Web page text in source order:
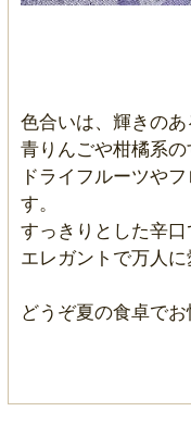
色合いは、輝きの
青りんごや柑橘系
ドライフルーツや
す。
すっきりとした辛
エレガントで万人
どうぞ夏の食卓で